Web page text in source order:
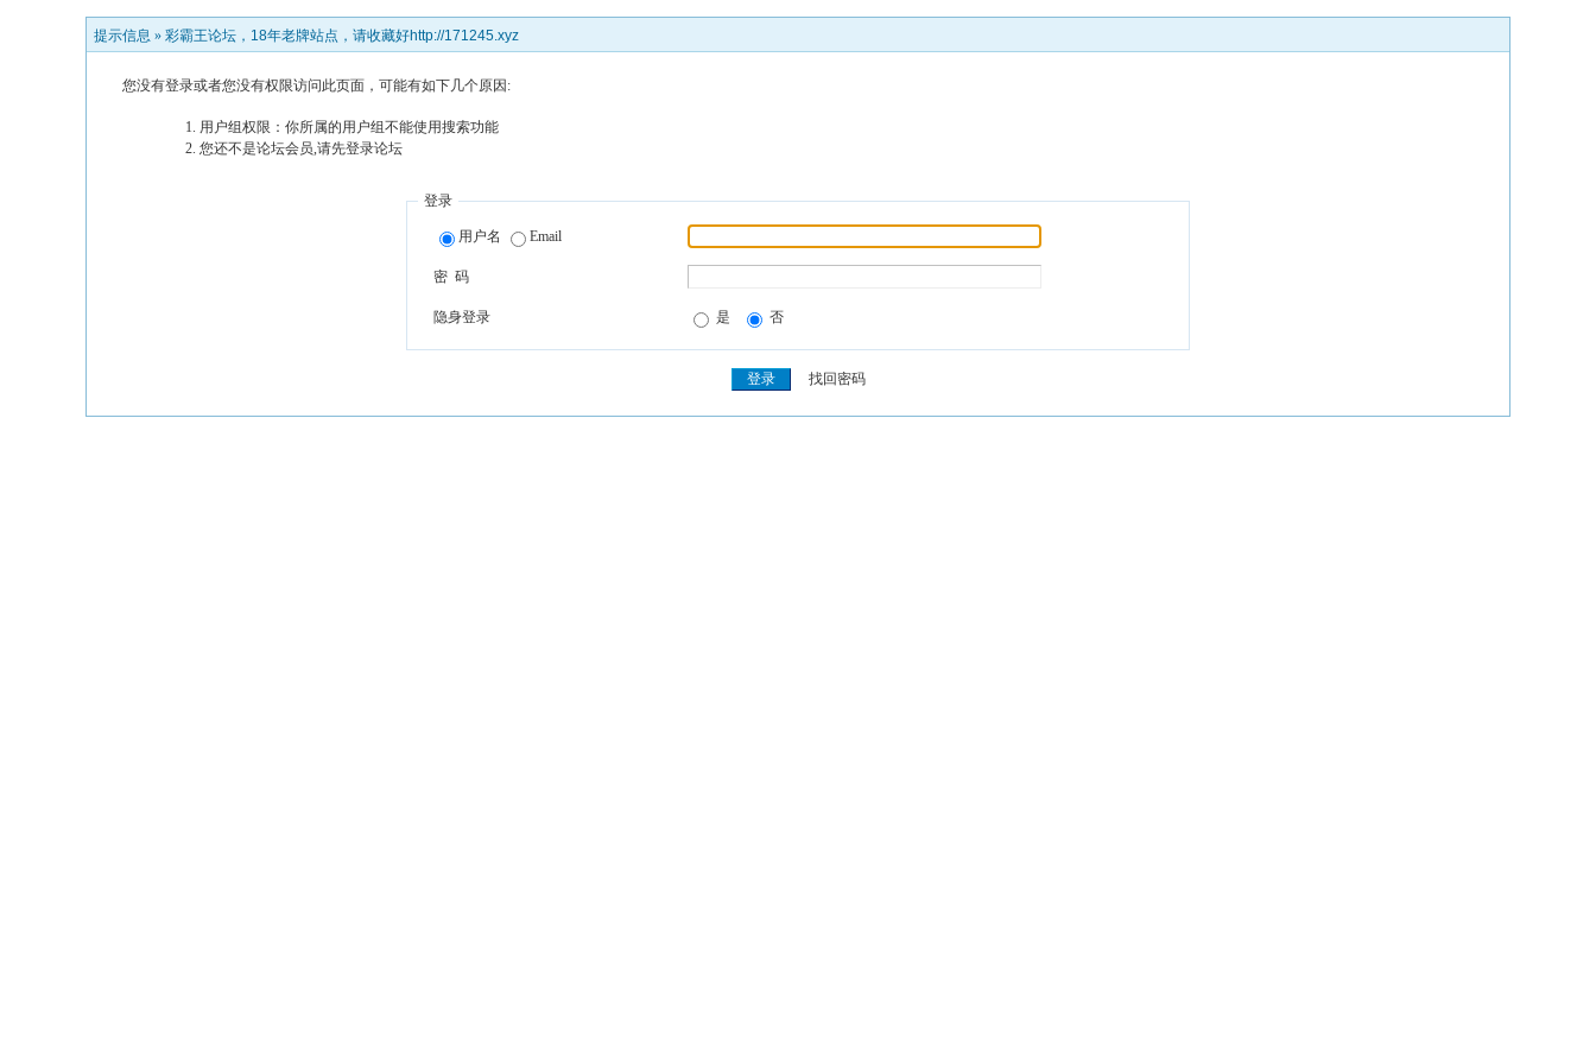
提示信息 » 彩霸王论坛，18年老牌站点，请收藏好http://171245.xyz
您没有登录或者您没有权限访问此页面，可能有如下几个原因:
用户组权限：你所属的用户组不能使用搜索功能
您还不是论坛会员,请先登录论坛
登录
用户名 Email
密 码
隐身登录 是 否
找回密码